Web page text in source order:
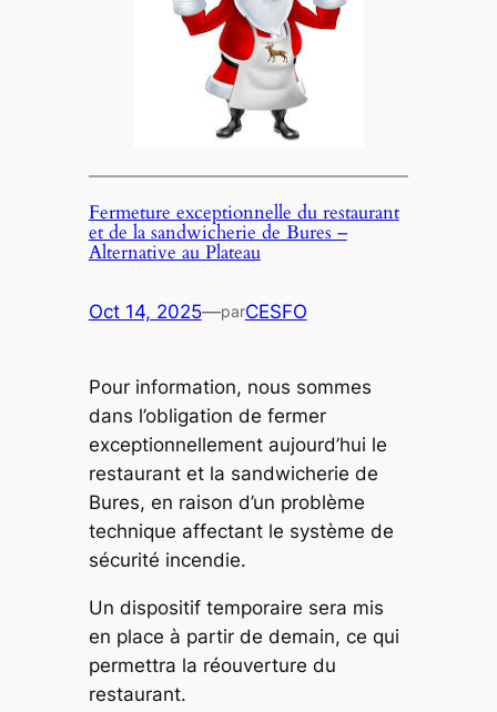
Fermeture exceptionnelle du restaurant
et de la sandwicherie de Bures –
Alternative au Plateau
Oct 14, 2025—parCESFO
Pour information, nous sommes
dans l’obligation de fermer
exceptionnellement aujourd’hui le
restaurant et la sandwicherie de
Bures, en raison d’un problème
technique affectant le système de
sécurité incendie.
Un dispositif temporaire sera mis
en place à partir de demain, ce qui
permettra la réouverture du
restaurant.